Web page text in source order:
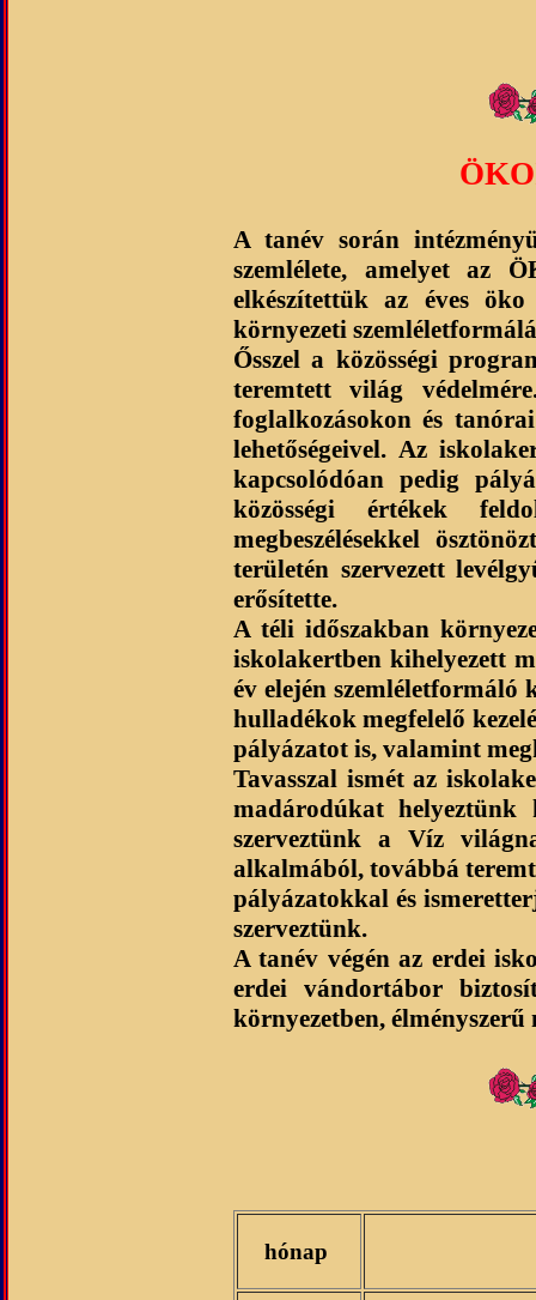
A tanév során
szemlélete, amelyet az
elkészítettük az éves
környezeti
Ősszel a közösségi
teremtett világ
foglalkozásokon és
lehetőségeivel. Az
kapcsolódóan pedig
közösségi értékek
megbeszélésekkel
területén szervezett
erősítette.
A téli időszakban
iskolakertben kihelyezett
év elején szemléletformáló
hulladékok megfelelő
pályázatot is, valamint
Tavasszal ismét az
madárodúkat
szerveztünk a Víz
alkalmából, továbbá
pályázatokkal és
szerveztünk.
A tanév végén az erdei
erdei vándortábor
környezetben,
hónap